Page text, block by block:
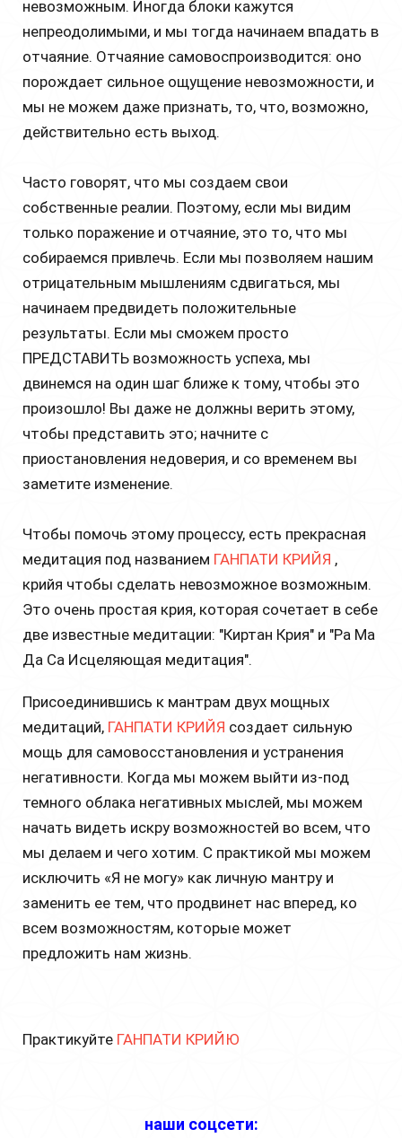
невозможным. Иногда блоки кажутся
непреодолимыми, и мы тогда начинаем впадать в
отчаяние. Отчаяние самовоспроизводится: оно
порождает сильное ощущение невозможности, и
мы не можем даже признать, то, что, возможно,
действительно есть выход.
Часто говорят, что мы создаем свои
собственные реалии. Поэтому, если мы видим
только поражение и отчаяние, это то, что мы
собираемся привлечь. Если мы позволяем нашим
отрицательным мышлениям сдвигаться, мы
начинаем предвидеть положительные
результаты. Если мы сможем просто
ПРЕДСТАВИТЬ возможность успеха, мы
двинемся на один шаг ближе к тому, чтобы это
произошло! Вы даже не должны верить этому,
чтобы представить это; начните с
приостановления недоверия, и со временем вы
заметите изменение.
Чтобы помочь этому процессу, есть прекрасная
медитация под названием ГАНПАТИ КРИЙЯ ,
крийя чтобы сделать невозможное возможным.
Это очень простая крия, которая сочетает в себе
две известные медитации: "Киртан Крия" и "Ра Ма
Да Са Исцеляющая медитация".
Присоединившись к мантрам двух мощных
медитаций, ГАНПАТИ КРИЙЯ создает сильную
мощь для самовосстановления и устранения
негативности. Когда мы можем выйти из-под
темного облака негативных мыслей, мы можем
начать видеть искру возможностей во всем, что
мы делаем и чего хотим. С практикой мы можем
исключить «Я не могу» как личную мантру и
заменить ее тем, что продвинет нас вперед, ко
всем возможностям, которые может
предложить нам жизнь.
Практикуйте ГАНПАТИ КРИЙЮ
наши соцсети: